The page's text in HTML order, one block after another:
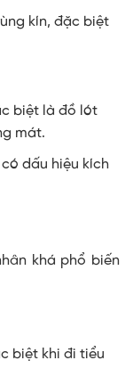
kín, đặc biệt
biệt là đồ lót
mát.
dấu hiệu kích
khá phổ biến
biệt khi đi tiểu